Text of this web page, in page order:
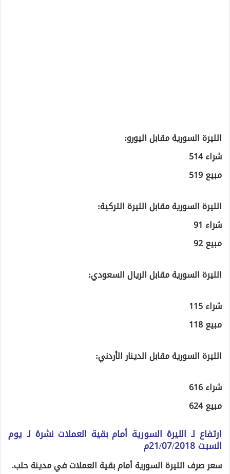
الليرة السورية مقابل اليورو:
شراء 514
مبيع 519
الليرة السورية مقابل الليرة التركية:
شراء 91
مبيع 92
الليرة السورية مقابل الريال السعودي:
شراء 115
مبيع 118
الليرة السورية مقابل الدينار الأردني:
شراء 616
مبيع 624
ارتفاع لـ الليرة السورية أمام بقية العملات نشرة لـ يوم
السبت 21/07/2018م
سعر صرف الليرة السورية أمام بقية العملات في مدينة حلب.